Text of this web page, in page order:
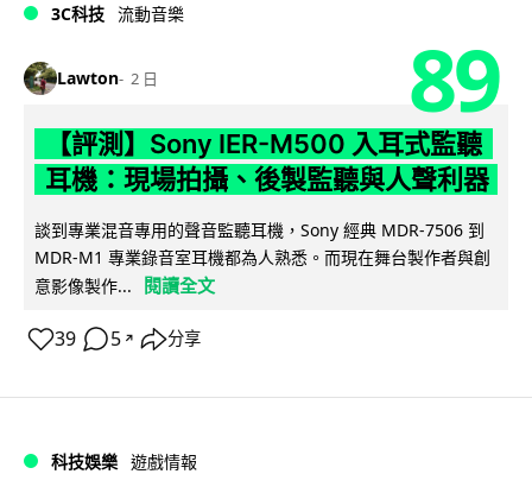
3C科技 流動音樂
Lawton 2 日 89
【評測】Sony IER-M500 入耳式監聽
耳機：現場拍攝、後製監聽與人聲利器
談到專業混音專用的聲音監聽耳機，Sony 經典 MDR-7506 到
MDR-M1 專業錄音室耳機都為人熟悉。而現在舞台製作者與創
意影像製作...
閱讀全文
39 5 ↗ 分享
科技娛樂 遊戲情報